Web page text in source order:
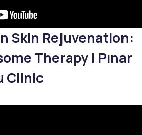
Skin Rejuvenation:
Therapy | Pınar
Clinic